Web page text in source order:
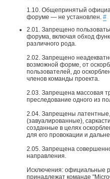
1.10. Общепринятый
форуме — не установлен. #
2.01. Запрещено
форума, включая обход
различного рода.
2.02. Запрещено
возможной форме, от
пользователей, до
членов команды проекта.
2.03. Запрещена массовая
преследование одного из
2.04. Запрещены
(завуалированные),
созданные в целях
для его провокации и
2.05. Запрещена
направления.
Исключения: официальные
принадлежат команде